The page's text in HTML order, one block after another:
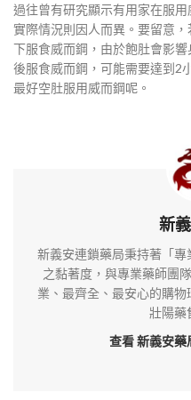
過往曾有研究顯示有用家在服
實際情況則因人而異。要留意
下服食威而鋼，由於飽肚會影
後服食威而鋼，可能需要達到2
最好空肚服用威而鋼呢。
新
新義安連鎖藥局秉持著「
之黏著度，與專業藥師團
業、最齊全、最安心的購
壯陽藥
查看 新義安藥